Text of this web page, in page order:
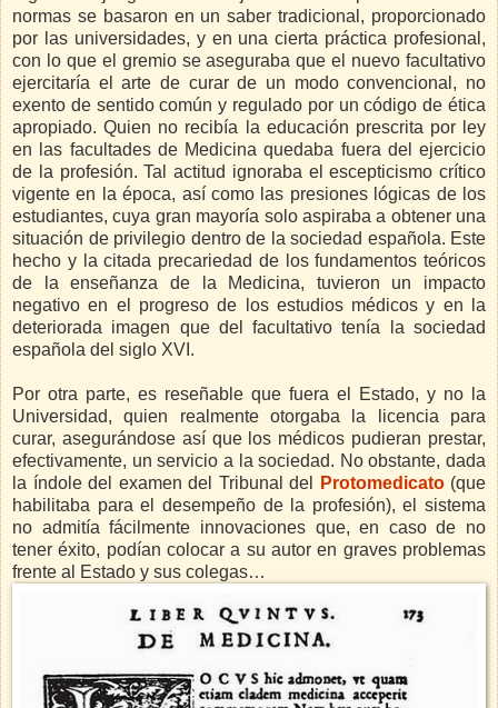
normas se basaron en un saber tradicional, proporcionado
por las universidades, y en una cierta práctica profesional,
con lo que el gremio se aseguraba que el nuevo facultativo
ejercitaría el arte de curar de un modo convencional, no
exento de sentido común y regulado por un código de ética
apropiado. Quien no recibía la educación prescrita por ley
en las facultades de Medicina quedaba fuera del ejercicio
de la profesión. Tal actitud ignoraba el escepticismo crítico
vigente en la época, así como las presiones lógicas de los
estudiantes, cuya gran mayoría solo aspiraba a obtener una
situación de privilegio dentro de la sociedad española. Este
hecho y la citada precariedad de los fundamentos teóricos
de la enseñanza de la Medicina, tuvieron un impacto
negativo en el progreso de los estudios médicos y en la
deteriorada imagen que del facultativo tenía la sociedad
española del siglo XVI.
Por otra parte, es reseñable que fuera el Estado, y no la
Universidad, quien realmente otorgaba la licencia para
curar, asegurándose así que los médicos pudieran prestar,
efectivamente, un servicio a la sociedad. No obstante, dada
la índole del examen del Tribunal del
Protomedicato(que
habilitaba para el desempeño de la profesión), el sistema
no admitía fácilmente innovaciones que, en caso de no
tener éxito, podían colocar a su autor en graves problemas
frente al Estado y sus colegas…